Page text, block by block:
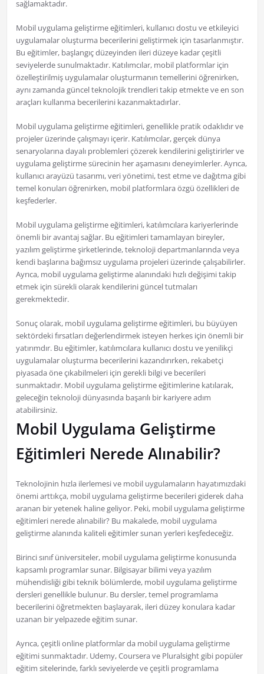
sağlamaktadır.
Mobil uygulama geliştirme eğitimleri, kullanıcı dostu ve etkileyici
uygulamalar oluşturma becerilerini geliştirmek için tasarlanmıştır.
Bu eğitimler, başlangıç ​​düzeyinden ileri düzeye kadar çeşitli
seviyelerde sunulmaktadır. Katılımcılar, mobil platformlar için
özelleştirilmiş uygulamalar oluşturmanın temellerini öğrenirken,
aynı zamanda güncel teknolojik trendleri takip etmekte ve en son
araçları kullanma becerilerini kazanmaktadırlar.
Mobil uygulama geliştirme eğitimleri, genellikle pratik odaklıdır ve
projeler üzerinde çalışmayı içerir. Katılımcılar, gerçek dünya
senaryolarına dayalı problemleri çözerek kendilerini geliştirirler ve
uygulama geliştirme sürecinin her aşamasını deneyimlerler. Ayrıca,
kullanıcı arayüzü tasarımı, veri yönetimi, test etme ve dağıtma gibi
temel konuları öğrenirken, mobil platformlara özgü özellikleri de
keşfederler.
Mobil uygulama geliştirme eğitimleri, katılımcılara kariyerlerinde
önemli bir avantaj sağlar. Bu eğitimleri tamamlayan bireyler,
yazılım geliştirme şirketlerinde, teknoloji departmanlarında veya
kendi başlarına bağımsız uygulama projeleri üzerinde çalışabilirler.
Ayrıca, mobil uygulama geliştirme alanındaki hızlı değişimi takip
etmek için sürekli olarak kendilerini güncel tutmaları
gerekmektedir.
Sonuç olarak, mobil uygulama geliştirme eğitimleri, bu büyüyen
sektördeki fırsatları değerlendirmek isteyen herkes için önemli bir
yatırımdır. Bu eğitimler, katılımcılara kullanıcı dostu ve yenilikçi
uygulamalar oluşturma becerilerini kazandırırken, rekabetçi
piyasada öne çıkabilmeleri için gerekli bilgi ve becerileri
sunmaktadır. Mobil uygulama geliştirme eğitimlerine katılarak,
geleceğin teknoloji dünyasında başarılı bir kariyere adım
atabilirsiniz.
Mobil Uygulama Geliştirme
Eğitimleri Nerede Alınabilir?
Teknolojinin hızla ilerlemesi ve mobil uygulamaların hayatımızdaki
önemi arttıkça, mobil uygulama geliştirme becerileri giderek daha
aranan bir yetenek haline geliyor. Peki, mobil uygulama geliştirme
eğitimleri nerede alınabilir? Bu makalede, mobil uygulama
geliştirme alanında kaliteli eğitimler sunan yerleri keşfedeceğiz.
Birinci sınıf üniversiteler, mobil uygulama geliştirme konusunda
kapsamlı programlar sunar. Bilgisayar bilimi veya yazılım
mühendisliği gibi teknik bölümlerde, mobil uygulama geliştirme
dersleri genellikle bulunur. Bu dersler, temel programlama
becerilerini öğretmekten başlayarak, ileri düzey konulara kadar
uzanan bir yelpazede eğitim sunar.
Ayrıca, çeşitli online platformlar da mobil uygulama geliştirme
eğitimi sunmaktadır. Udemy, Coursera ve Pluralsight gibi popüler
eğitim sitelerinde, farklı seviyelerde ve çeşitli programlama